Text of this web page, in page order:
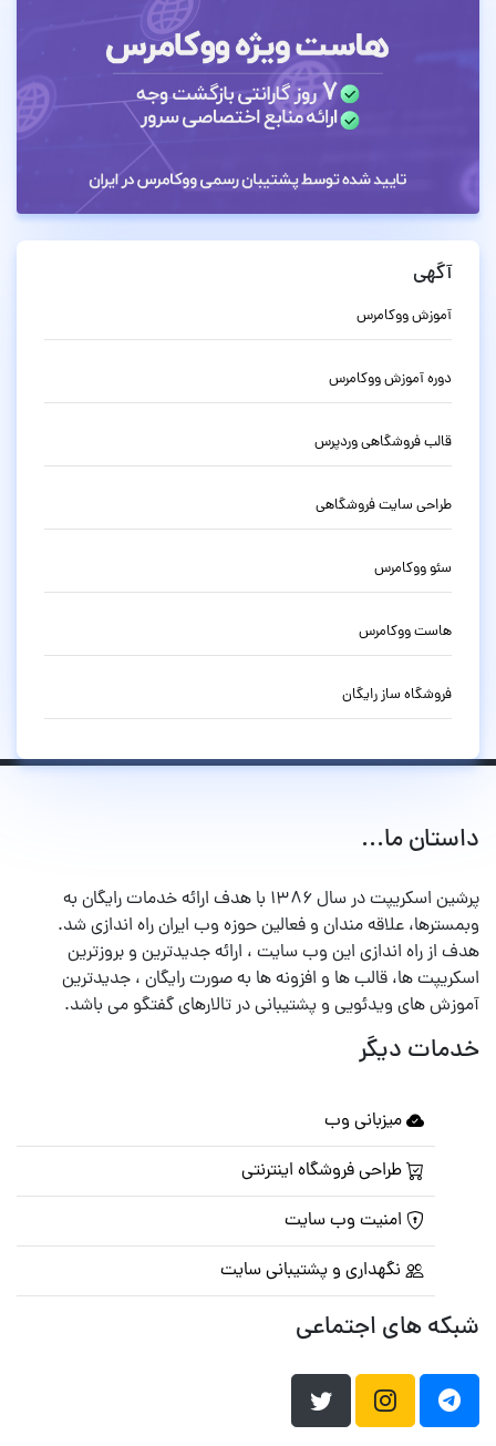
آگهی
آموزش ووکامرس
دوره آموزش ووکامرس
قالب فروشگاهی وردپرس
طراحی سایت فروشگاهی
سئو ووکامرس
هاست ووکامرس
فروشگاه ساز رایگان
داستان ما...
پرشین اسکریپت در سال ۱۳۸۶ با هدف ارائه خدمات رایگان به
وبمسترها، علاقه مندان و فعالین حوزه وب ایران راه اندازی شد.
هدف از راه اندازی این وب سایت ، ارائه جدیدترین و بروزترین
اسکریپت ها، قالب ها و افزونه ها به صورت رایگان ، جدیدترین
آموزش های ویدئویی و پشتیبانی در تالارهای گفتگو می باشد.
خدمات دیگر
میزبانی وب
طراحی فروشگاه اینترنتی
امنیت وب سایت
نگهداری و پشتیبانی سایت
شبکه های اجتماعی